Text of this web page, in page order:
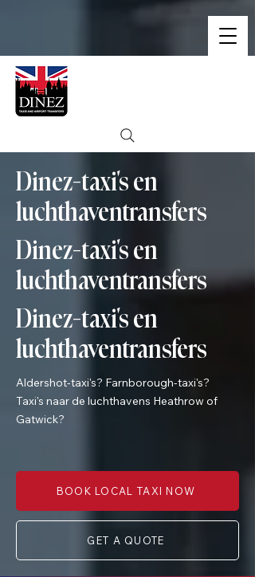
Dinez-taxi's en
luchthaventransfers
Dinez-taxi's en
luchthaventransfers
Dinez-taxi's en
luchthaventransfers
Aldershot-taxi's? Farnborough-taxi's?
Taxi's naar de luchthavens Heathrow of
Gatwick?
BOOK LOCAL TAXI NOW
GET A QUOTE